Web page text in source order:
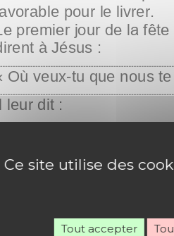
Ce site utilise des
Tout accepter